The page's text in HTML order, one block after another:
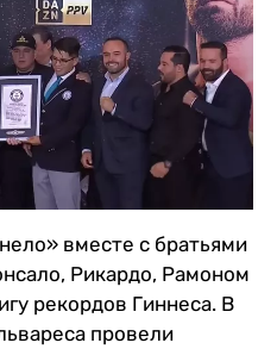
вместе с братьями
Рикардо, Рамоном
рекордов Гиннеса. В
провели